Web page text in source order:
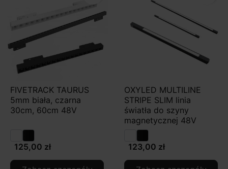
FIVETRACK TAURUS
5mm biała, czarna
30cm, 60cm 48V
125,00 zł
OXYLED MULTILINE
STRIPE SLIM linia
światła do szyny
magnetycznej 48V
123,00 zł